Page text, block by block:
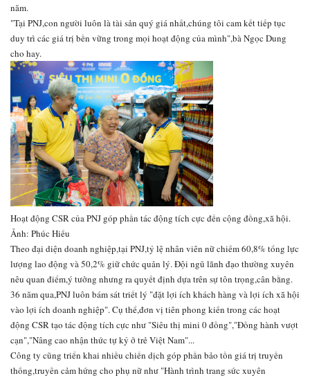
năm.
"Tại PNJ,con người luôn là tài sản quý giá nhất,chúng tôi cam kết tiếp tục
duy trì các giá trị bền vững trong mọi hoạt động của mình",bà Ngọc Dung
cho hay.
Hoạt động CSR của PNJ góp phần tác động tích cực đến cộng đồng,xã hội.
Ảnh: Phúc Hiếu
Theo đại diện doanh nghiệp,tại PNJ,tỷ lệ nhân viên nữ chiếm 60,8% tổng lực
lượng lao động và 50,2% giữ chức quản lý. Đội ngũ lãnh đạo thường xuyên
nêu quan điểm,ý tưởng nhưng ra quyết định dựa trên sự tôn trọng,cân bằng.
36 năm qua,PNJ luôn bám sát triết lý "đặt lợi ích khách hàng và lợi ích xã hội
vào lợi ích doanh nghiệp". Cụ thể,đơn vị tiên phong kiến trong các hoạt
động CSR tạo tác động tích cực như "Siêu thị mini 0 đồng","Đồng hành vượt
cạn","Nâng cao nhận thức tự kỷ ở trẻ Việt Nam"...
Công ty cũng triển khai nhiều chiến dịch góp phần bảo tồn giá trị truyền
thống,truyền cảm hứng cho phụ nữ như "Hành trình trang sức xuyên